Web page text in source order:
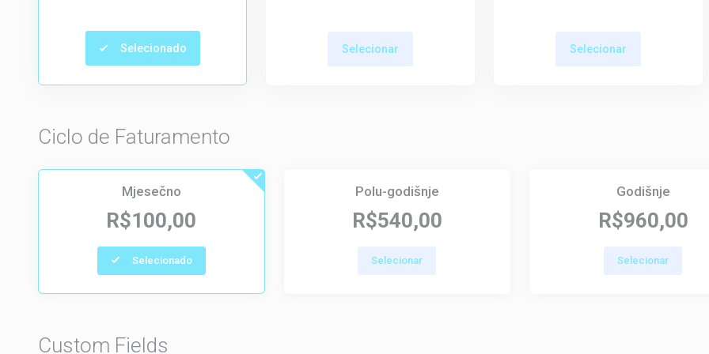
Selecionado Selecionar Selecionar
Ciclo de Faturamento
Mjesečno
R$100,00
Selecionado
Polu-godišnje
R$540,00
Selecionar
Godišnje
R$960,00
Selecionar
Custom Fields